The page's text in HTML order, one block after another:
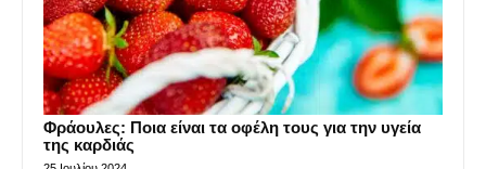
Φράουλες: Ποια είναι τα οφέλη τους για την υγεία
της καρδιάς